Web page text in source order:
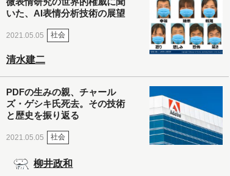
いた、AI表情分析技術の展望
2021.05.05 社会
清水建二
PDFの生みの親、チャール
ズ・ゲシキ氏死去。その技術
と歴史を振り返る
2021.05.05 社会
柳井政和